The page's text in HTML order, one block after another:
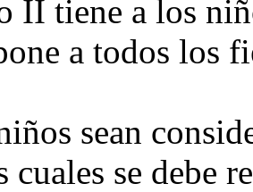
II tiene a los
a todos los
sean
cuales se debe